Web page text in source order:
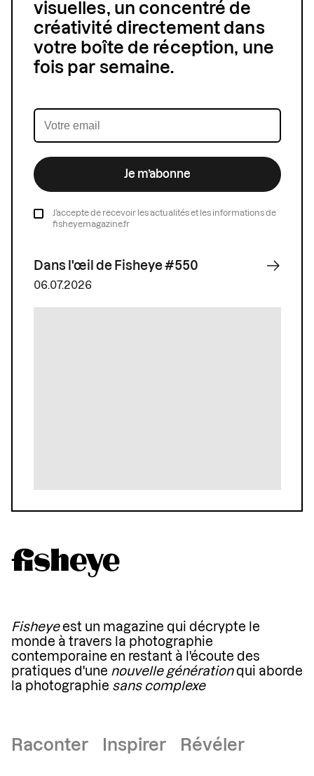
visuelles, un concentré de
créativité directement dans
votre boîte de réception, une
fois par semaine.
Je m’abonne
J’accepte de recevoir les actualités et les informations de
fisheyemagazine.fr
Dans l'œil de Fisheye #550
06.07.2026
Fisheyeest un magazine qui décrypte le
monde à travers la photographie
contemporaine en restant à l'écoute des
pratiques d'une nouvelle générationqui aborde
la photographie sans complexe
Raconter Inspirer Révéler